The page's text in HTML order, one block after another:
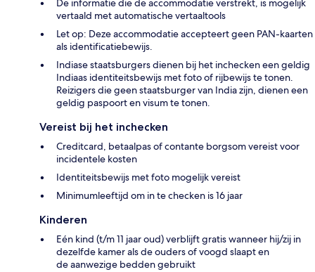
De informatie die de accommodatie verstrekt, is mogelijk
vertaald met automatische vertaaltools
Let op: Deze accommodatie accepteert geen PAN-kaarten
als identificatiebewijs.
Indiase staatsburgers dienen bij het inchecken een geldig
Indiaas identiteitsbewijs met foto of rijbewijs te tonen.
Reizigers die geen staatsburger van India zijn, dienen een
geldig paspoort en visum te tonen.
Vereist bij het inchecken
Creditcard, betaalpas of contante borgsom vereist voor
incidentele kosten
Identiteitsbewijs met foto mogelijk vereist
Minimumleeftijd om in te checken is 16 jaar
Kinderen
Eén kind (t/m 11 jaar oud) verblijft gratis wanneer hij/zij in
dezelfde kamer als de ouders of voogd slaapt en
de aanwezige bedden gebruikt